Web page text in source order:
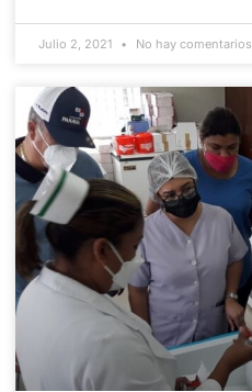
Julio 2, 2021 No hay comentarios